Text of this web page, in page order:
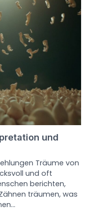
und
Träume von
und oft
berichten,
träumen, was